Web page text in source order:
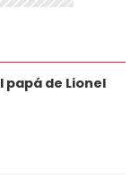
papá de Lionel